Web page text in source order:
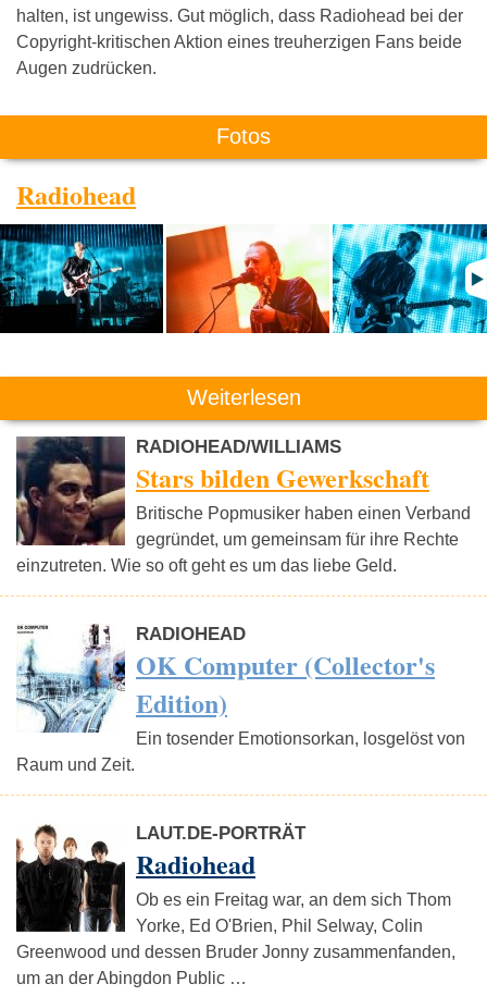
halten, ist ungewiss. Gut möglich, dass Radiohead bei der
Copyright-kritischen Aktion eines treuherzigen Fans beide
Augen zudrücken.
Fotos
Radiohead
Weiterlesen
RADIOHEAD/WILLIAMS
Stars bilden Gewerkschaft
Britische Popmusiker haben einen Verband
gegründet, um gemeinsam für ihre Rechte
einzutreten. Wie so oft geht es um das liebe Geld.
RADIOHEAD
OK Computer (Collector's
Edition)
Ein tosender Emotionsorkan, losgelöst von
Raum und Zeit.
LAUT.DE-PORTRÄT
Radiohead
Ob es ein Freitag war, an dem sich Thom
Yorke, Ed O'Brien, Phil Selway, Colin
Greenwood und dessen Bruder Jonny zusammenfanden,
um an der Abingdon Public …